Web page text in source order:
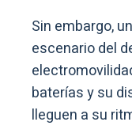
Sin embargo,
escenario del
baterías y su
lleguen a su